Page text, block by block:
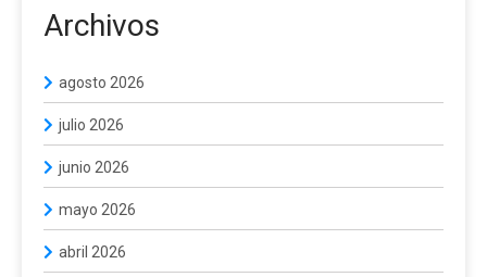
Archivos
agosto 2026
julio 2026
junio 2026
mayo 2026
abril 2026